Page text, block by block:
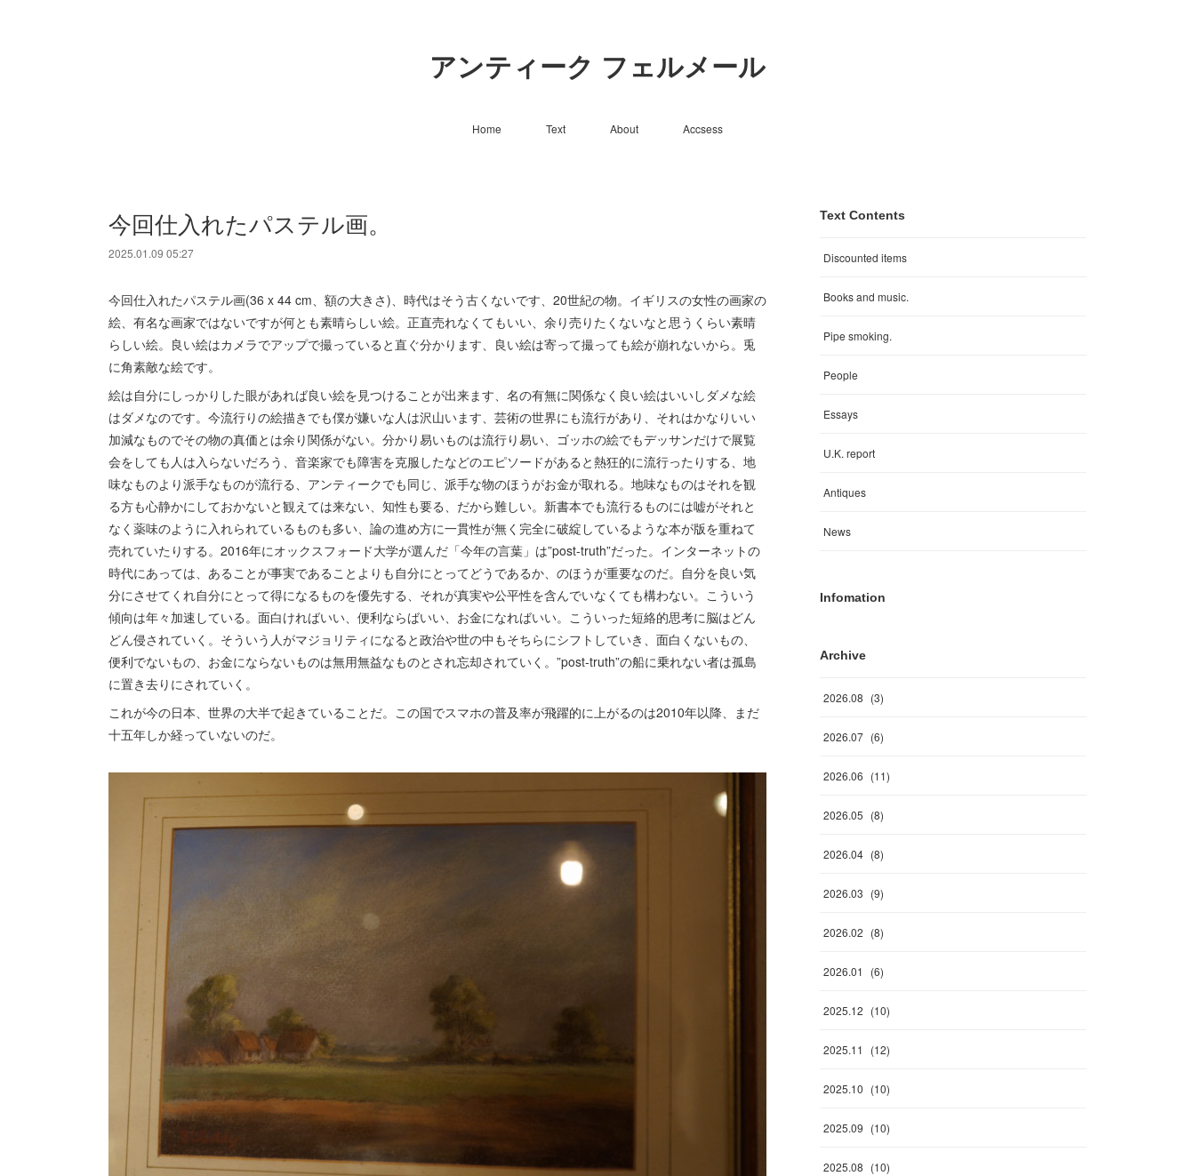
アンティーク フェルメール
Home Text About Accsess
今回仕入れたパステル画。
2025.01.09 05:27
今回仕入れたパステル画(36 x 44 cm、額の大きさ)、時代はそう古くないです、20世紀の物。イギリスの女性の画家の
絵、有名な画家ではないですが何とも素晴らしい絵。正直売れなくてもいい、余り売りたくないなと思うくらい素晴
らしい絵。良い絵はカメラでアップで撮っていると直ぐ分かります、良い絵は寄って撮っても絵が崩れないから。兎
に角素敵な絵です。
絵は自分にしっかりした眼があれば良い絵を見つけることが出来ます、名の有無に関係なく良い絵はいいしダメな絵
はダメなのです。今流行りの絵描きでも僕が嫌いな人は沢山います、芸術の世界にも流行があり、それはかなりいい
加減なものでその物の真価とは余り関係がない。分かり易いものは流行り易い、ゴッホの絵でもデッサンだけで展覧
会をしても人は入らないだろう、音楽家でも障害を克服したなどのエピソードがあると熱狂的に流行ったりする、地
味なものより派手なものが流行る、アンティークでも同じ、派手な物のほうがお金が取れる。地味なものはそれを観
る方も心静かにしておかないと観えては来ない、知性も要る、だから難しい。新書本でも流行るものには嘘がそれと
なく薬味のように入れられているものも多い、論の進め方に一貫性が無く完全に破綻しているような本が版を重ねて
売れていたりする。2016年にオックスフォード大学が選んだ「今年の言葉」は”post-truth”だった。インターネットの
時代にあっては、あることが事実であることよりも自分にとってどうであるか、のほうが重要なのだ。自分を良い気
分にさせてくれ自分にとって得になるものを優先する、それが真実や公平性を含んでいなくても構わない。こういう
傾向は年々加速している。面白ければいい、便利ならばいい、お金になればいい。こういった短絡的思考に脳はどん
どん侵されていく。そういう人がマジョリティになると政治や世の中もそちらにシフトしていき、面白くないもの、
便利でないもの、お金にならないものは無用無益なものとされ忘却されていく。”post-truth”の船に乗れない者は孤島
に置き去りにされていく。
これが今の日本、世界の大半で起きていることだ。この国でスマホの普及率が飛躍的に上がるのは2010年以降、まだ
十五年しか経っていないのだ。
Text Contents
Discounted items
Books and music.
Pipe smoking.
People
Essays
U.K. report
Antiques
News
Infomation
Archive
2026.08 (3)
2026.07 (6)
2026.06 (11)
2026.05 (8)
2026.04 (8)
2026.03 (9)
2026.02 (8)
2026.01 (6)
2025.12 (10)
2025.11 (12)
2025.10 (10)
2025.09 (10)
2025.08 (10)